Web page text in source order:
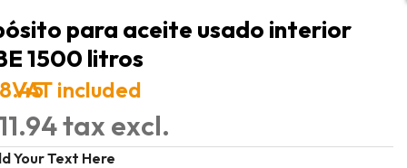
para aceite usado interior
1500 litros
VAT included
tax excl.
Your Text Here